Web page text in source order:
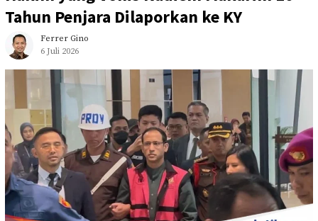
Tahun Penjara Dilaporkan ke KY
Ferrer Gino
6 Juli 2026